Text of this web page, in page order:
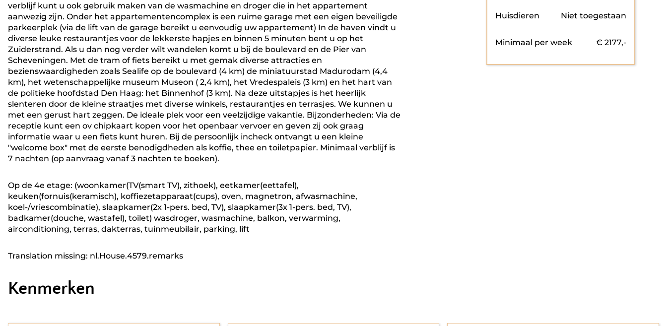
Huisdieren Niet toegestaan
Minimaal per week € 2177,-
verblijf kunt u ook gebruik maken van de wasmachine en droger die in het appartement
aanwezig zijn. Onder het appartementencomplex is een ruime garage met een eigen beveiligde
parkeerplek (via de lift van de garage bereikt u eenvoudig uw appartement) In de haven vindt u
diverse leuke restaurantjes voor de lekkerste hapjes en binnen 5 minuten bent u op het
Zuiderstrand. Als u dan nog verder wilt wandelen komt u bij de boulevard en de Pier van
Scheveningen. Met de tram of fiets bereikt u met gemak diverse attracties en
bezienswaardigheden zoals Sealife op de boulevard (4 km) de miniatuurstad Madurodam (4,4
km), het wetenschappelijke museum Museon ( 2,4 km), het Vredespaleis (3 km) en het hart van
de politieke hoofdstad Den Haag: het Binnenhof (3 km). Na deze uitstapjes is het heerlijk
slenteren door de kleine straatjes met diverse winkels, restaurantjes en terrasjes. We kunnen u
met een gerust hart zeggen. De ideale plek voor een veelzijdige vakantie. Bijzonderheden: Via de
receptie kunt een ov chipkaart kopen voor het openbaar vervoer en geven zij ook graag
informatie waar u een fiets kunt huren. Bij de persoonlijk incheck ontvangt u een kleine
"welcome box" met de eerste benodigdheden als koffie, thee en toiletpapier. Minimaal verblijf is
7 nachten (op aanvraag vanaf 3 nachten te boeken).
Op de 4e etage: (woonkamer(TV(smart TV), zithoek), eetkamer(eettafel),
keuken(fornuis(keramisch), koffiezetapparaat(cups), oven, magnetron, afwasmachine,
koel-/vriescombinatie), slaapkamer(2x 1-pers. bed, TV), slaapkamer(3x 1-pers. bed, TV),
badkamer(douche, wastafel), toilet) wasdroger, wasmachine, balkon, verwarming,
airconditioning, terras, dakterras, tuinmeubilair, parking, lift
Translation missing: nl.House.4579.remarks
Kenmerken